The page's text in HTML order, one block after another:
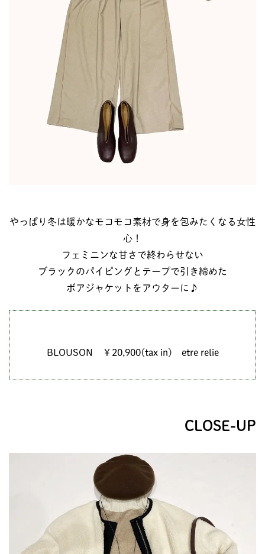
やっぱり冬は暖かなモコモコ素材で身を包みたくなる女性
心！
フェミニンな甘さで終わらせない
ブラックのパイピングとテープで引き締めた
ボアジャケットをアウターに♪
BLOUSON ￥20,900(tax in) etre relie
CLOSE-UP